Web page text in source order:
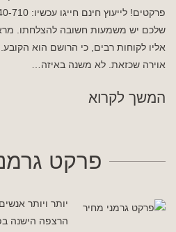
שלכם יש משמעות חשובה להצלחתו.
אליו לקוחות רבים, כי הרושם הוא הקובע.
אוירה שכזאת. לא משנה באיזה…
המשך לקרוא
פרקט
יותר ויותר
הרצפה הישנה